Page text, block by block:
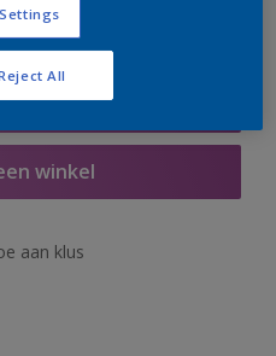
winkel
aan klus
All